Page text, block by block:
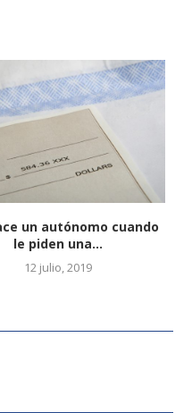
un autónomo cuando
le piden una...
12 julio, 2019